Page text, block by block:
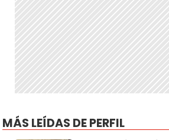
MÁS LEÍDAS DE PERFIL